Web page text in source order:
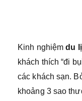
Kinh nghiệmdu
khách thích “đi
các khách sạn.
khoảng 3 sao